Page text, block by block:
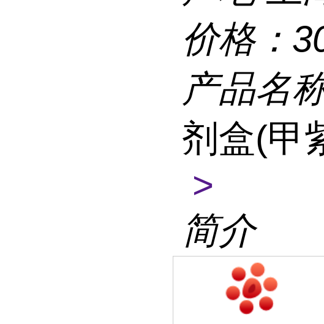
价格：
产品名
剂盒(甲
>
简介